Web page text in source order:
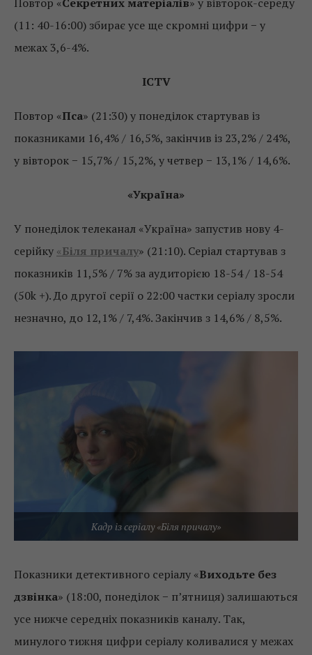
(11: 40-16:00) збирає усе ще скромні цифри − у
межах 3,6-4%.
ICTV
Повтор «Пса» (21:30) у понеділок стартував із
показниками 16,4% / 16,5%, закінчив із 23,2% / 24%,
у вівторок − 15,7% / 15,2%, у четвер − 13,1% / 14,6%.
«Україна»
У понеділок телеканал «Україна» запустив нову 4-
серійку «Біля причалу» (21:10). Серіал стартував з
показників 11,5% / 7% за аудиторією 18-54 / 18-54
(50k +). До другої серії о 22:00 частки серіалу зросли
незначно, до 12,1% / 7,4%. Закінчив з 14,6% / 8,5%.
Кадр із серіалу «Біля причалу»
Показники детективного серіалу «Виходьте без
дзвінка» (18:00, понеділок − п’ятниця) залишаються
усе нижче середніх показників каналу. Так,
минулого тижня цифри серіалу коливалися у межах